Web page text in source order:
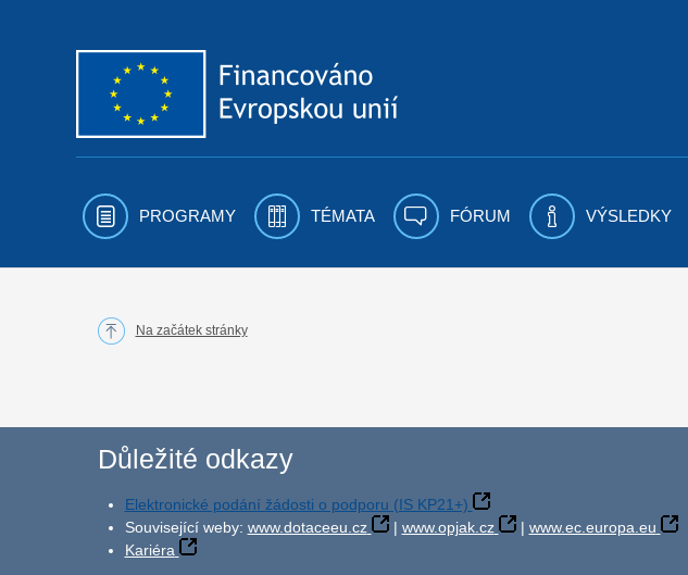
PROGRAMY TÉMATA FÓRUM VÝSLEDKY
Na začátek stránky
Důležité odkazy
Elektronické podání žádosti o podporu (IS KP21+)
Související weby: www.dotaceeu.cz | www.opjak.cz | www.ec.europa.eu
Kariéra